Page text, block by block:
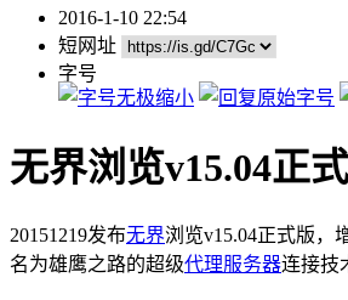
2016-1-10 22:54
短网址
字号
无界浏览v15.04正
20151219发布无界浏览v15.04正式版，
名为雄鹰之路的超级代理服务器连接技